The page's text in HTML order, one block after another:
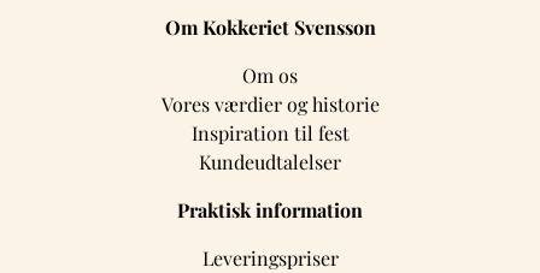
Om Kokkeriet Svensson
Om os
Vores værdier og historie
Inspiration til fest
Kundeudtalelser
Praktisk information
Leveringspriser